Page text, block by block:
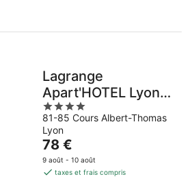
nuit
Lagrange
Apart'HOTEL Lyon
Lumière
4
out
of
5
81-85 Cours Albert-Thomas
Lyon
Le
prix
est
78 €
9 août - 10 août
taxes et frais compris